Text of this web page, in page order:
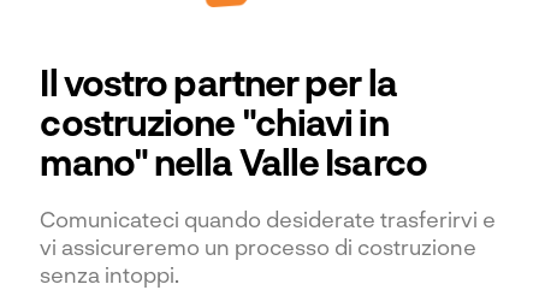
Il vostro partner per la
costruzione "chiavi in
mano" nella Valle Isarco
Comunicateci quando desiderate trasferirvi e
vi assicureremo un processo di costruzione
senza intoppi.